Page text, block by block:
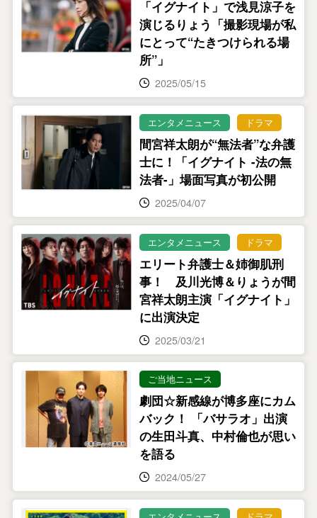
「イグナイト」で浅見涼子を
演じるりょう「撮影現場が私
にとって“たきつけられる場
所”」
2025/05/15
エンタメニュース ドラマ
間宮祥太朗が“無法者”な弁護
士に！「イグナイト -法の無
法者-」場面写真が初公開
2025/04/07
エンタメニュース ドラマ
エリート弁護士＆姉御肌刑
事！ 及川光博＆りょうが間
宮祥太朗主演「イグナイト」
に出演決定
2025/03/21
ご当地ニュース
劇団☆新感線が博多座にカム
バック！ 「バサラオ」出演
の生田斗真、中村倫也が思い
を語る
2024/05/27